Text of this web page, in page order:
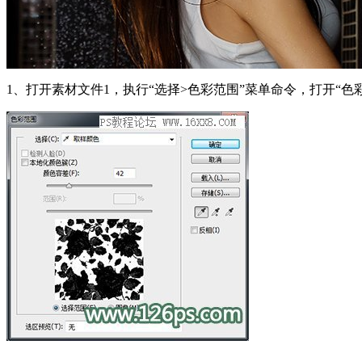
1、打开素材文件1，执行“选择>色彩范围”菜单命令，打开“